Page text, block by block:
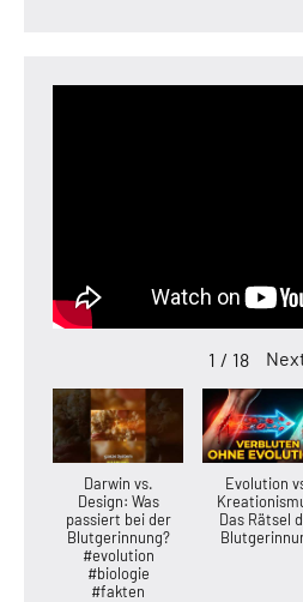
1 / 18
Darwin vs.
Design: Was
passiert bei der
Blutgerinnung?
#evolution
#biologie
#fakten
Evolution
Das Rätsel